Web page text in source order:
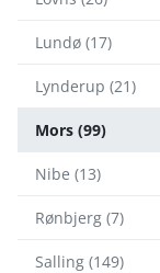
Lundø (17)
Lynderup (21)
Mors (99)
Nibe (13)
Rønbjerg (7)
Salling (149)